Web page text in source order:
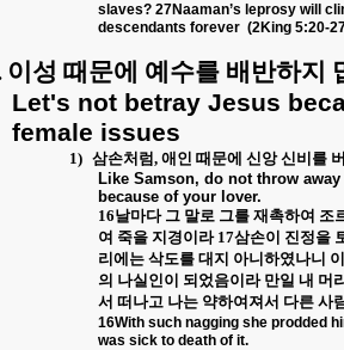
slaves? 27Naaman’s leprosy will
descendants forever (2King 5:20-
이성 때문에 예수를 배반하지
Let's not betray Jesus
female issues
1) 삼손처럼 , 애인 때문에 신앙 신비를
Like Samson, do not throw
because of your lover.
16날마다 그 말로 그를 재촉하여 조
여 죽을 지경이라17삼손이 진정을
리에는 삭도를 대지 아니하였나니
의 나실인이 되었음이라 만일 내 머
서 떠나고 나는 약하여져서 다른 사
16With such nagging she prodded
was sick to death of it.